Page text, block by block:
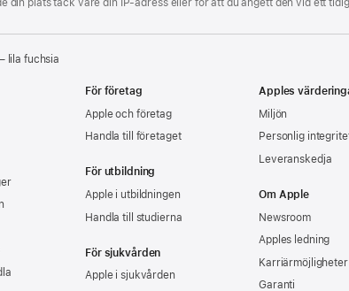
plats tack vare din IP-adress eller för att du angett den vid ett
lila fuchsia
För företag
Apple och företag
Handla till företaget
För utbildning
Apple i utbildningen
Handla till studierna
För sjukvården
Apple i sjukvården
Apples
Miljön
Personlig
Leveranskedja
Om Apple
Newsroom
Apples ledning
Karriärmöjligheter
Garanti